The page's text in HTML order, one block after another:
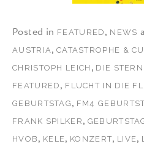
Posted in FEATURED , NEWS
AUSTRIA, CATASTROPHE &
CHRISTOPH LEICH , DIE
FEATURED , FLUCHT IN DIE
GEBURTSTAG , FM4
FRANK SPILKER ,
HVOB , KELE, KONZERT, LIVE,